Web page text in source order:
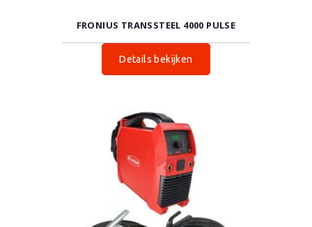
FRONIUS TRANSSTEEL 4000 PULSE
Details bekijken